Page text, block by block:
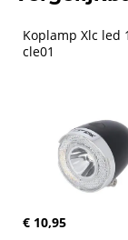
Koplamp Xlc led
cle01
€ 10,95